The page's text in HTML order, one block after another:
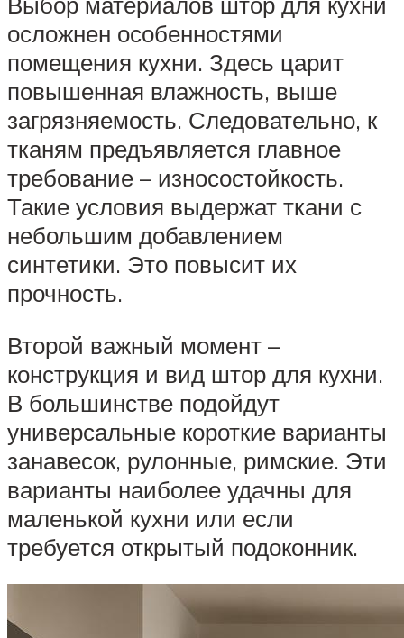
осложнен особенностями
помещения кухни. Здесь царит
повышенная влажность, выше
загрязняемость. Следовательно, к
тканям предъявляется главное
требование – износостойкость.
Такие условия выдержат ткани с
небольшим добавлением
синтетики. Это повысит их
прочность.
Второй важный момент –
конструкция и вид штор для кухни.
В большинстве подойдут
универсальные короткие варианты
занавесок, рулонные, римские. Эти
варианты наиболее удачны для
маленькой кухни или если
требуется открытый подоконник.